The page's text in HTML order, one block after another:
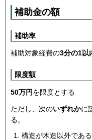
補助金の額
補助率
補助対象経費の3分の1以
限度額
50万円を限度とする
ただし、次のいずれかに
る。
構造が木造以外であ